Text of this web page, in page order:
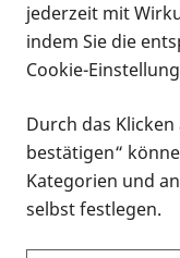
Infomaterial
Infomaterial
Vorlesen
Alle
Formaten an
Sie möchten
jederzeit mit
indem Sie die
Cookie-
Durch das
bestätigen“
Kategorien und
selbst festlegen.